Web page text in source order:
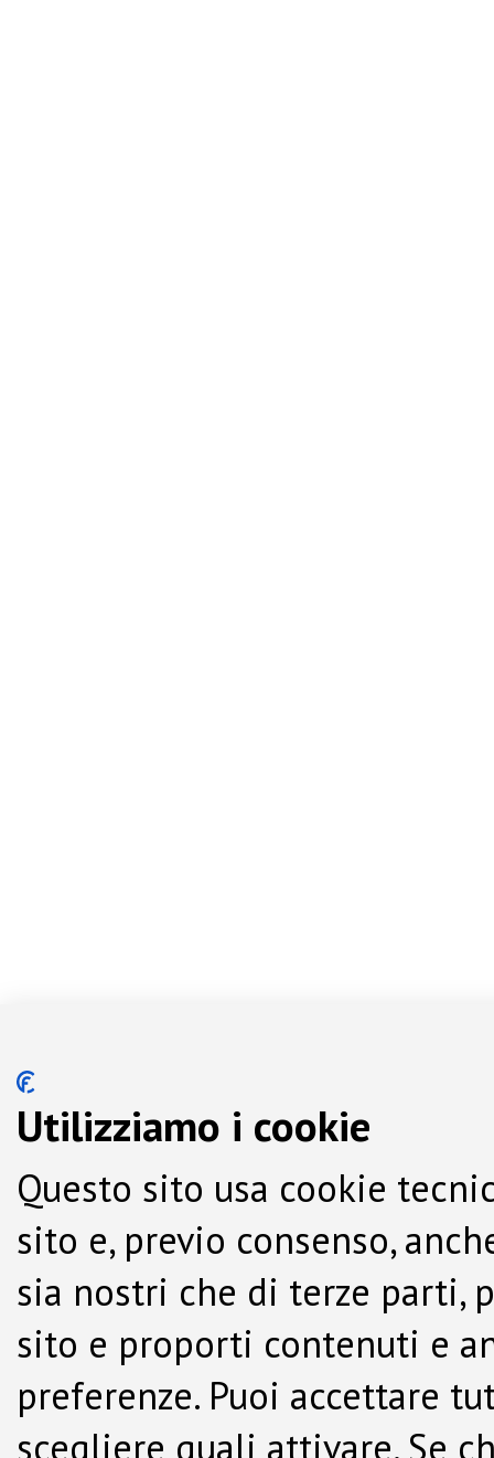
Utilizziamo i cookie
Questo sito usa cookie
sito e, previo consenso,
sia nostri che di terze parti,
sito e proporti contenuti e
preferenze. Puoi accettare
scegliere quali attivare. Se